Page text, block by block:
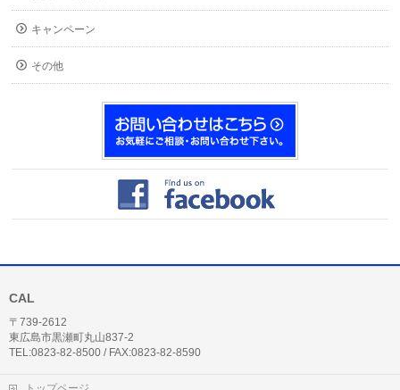
キャンペーン
その他
CAL
〒739-2612
東広島市黒瀬町丸山837-2
TEL:0823-82-8500 / FAX:0823-82-8590